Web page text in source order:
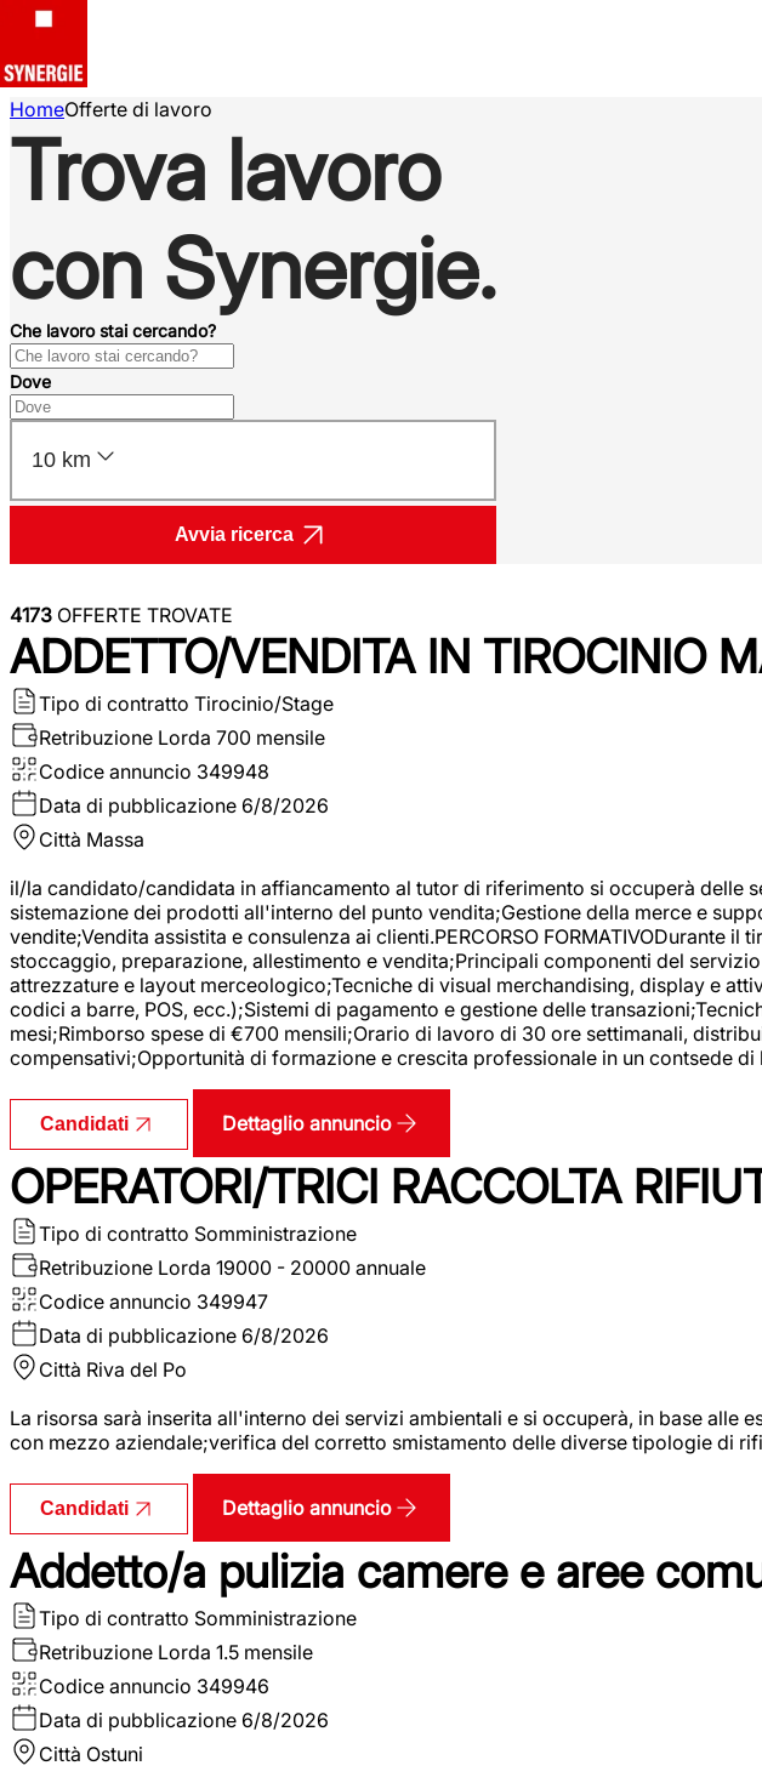
HomeOfferte di lavoro
Trova lavoro
con Synergie.
Che lavoro stai cercando?
Dove
10 km
Avvia ricerca
4173 OFFERTE TROVATE
ADDETTO/VENDITA IN TIROCINIO
Tipo di contratto Tirocinio/Stage
Retribuzione Lorda 700 mensile
Codice annuncio 349948
Data di pubblicazione 6/8/2026
Città Massa
il/la candidato/candidata in affiancamento al tutor di riferimento si occuperà delle
sistemazione dei prodotti all'interno del punto vendita;Gestione della merce e
vendite;Vendita assistita e consulenza ai clienti.PERCORSO
stoccaggio, preparazione, allestimento e vendita;Principali componenti del
attrezzature e layout merceologico;Tecniche di visual merchandising, display e
codici a barre, POS, ecc.);Sistemi di pagamento e gestione delle
mesi;Rimborso spese di €700 mensili;Orario di lavoro di 30 ore settimanali,
compensativi;Opportunità di formazione e crescita professionale in un contsede di
Candidati Dettaglio annuncio
OPERATORI/TRICI RACCOLTA
Tipo di contratto Somministrazione
Retribuzione Lorda 19000 - 20000 annuale
Codice annuncio 349947
Data di pubblicazione 6/8/2026
Città Riva del Po
La risorsa sarà inserita all'interno dei servizi ambientali e si occuperà, in base
con mezzo aziendale;verifica del corretto smistamento delle diverse tipologie di
Candidati Dettaglio annuncio
Addetto/a pulizia camere e aree
Tipo di contratto Somministrazione
Retribuzione Lorda 1.5 mensile
Codice annuncio 349946
Data di pubblicazione 6/8/2026
Città Ostuni